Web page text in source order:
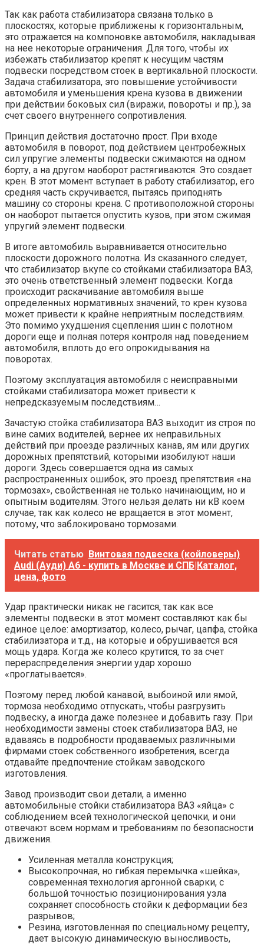
Так как работа стабилизатора связана только в
плоскостях, которые приближены к горизонтальным,
это отражается на компоновке автомобиля, накладывая
на нее некоторые ограничения. Для того, чтобы их
избежать стабилизатор крепят к несущим частям
подвески посредством стоек в вертикальной плоскости.
Задача стабилизатора, это повышение устойчивости
автомобиля и уменьшения крена кузова в движении
при действии боковых сил (виражи, повороты и пр.), за
счет своего внутреннего сопротивления.
Принцип действия достаточно прост. При входе
автомобиля в поворот, под действием центробежных
сил упругие элементы подвески сжимаются на одном
борту, а на другом наоборот растягиваются. Это создает
крен. В этот момент вступает в работу стабилизатор, его
средняя часть скручивается, пытаясь приподнять
машину со стороны крена. С противоположной стороны
он наоборот пытается опустить кузов, при этом сжимая
упругий элемент подвески.
В итоге автомобиль выравнивается относительно
плоскости дорожного полотна. Из сказанного следует,
что стабилизатор вкупе со стойками стабилизатора ВАЗ,
это очень ответственный элемент подвески. Когда
происходит раскачивание автомобиля выше
определенных нормативных значений, то крен кузова
может привести к крайне неприятным последствиям.
Это помимо ухудшения сцепления шин с полотном
дороги еще и полная потеря контроля над поведением
автомобиля, вплоть до его опрокидывания на
поворотах.
Поэтому эксплуатация автомобиля с неисправными
стойками стабилизатора может привести к
непредсказуемым последствиям…
Зачастую стойка стабилизатора ВАЗ выходит из строя по
вине самих водителей, вернее их неправильных
действий при проезде различных канав, ям или других
дорожных препятствий, которыми изобилуют наши
дороги. Здесь совершается одна из самых
распространенных ошибок, это проезд препятствия «на
тормозах», свойственная не только начинающим, но и
опытным водителям. Этого нельзя делать ни кВ коем
случае, так как колесо не вращается в этот момент,
потому, что заблокировано тормозами.
Читать статью Винтовая подвеска (койловеры)
Audi (Ауди) A6 - купить в Москве и СПБ|Каталог,
цена, фото
Удар практически никак не гасится, так как все
элементы подвески в этот момент составляют как бы
единое целое: амортизатор, колесо, рычаг, цапфа, стойка
стабилизатора и т.д., на которые и обрушивается вся
мощь удара. Когда же колесо крутится, то за счет
перераспределения энергии удар хорошо
«проглатывается».
Поэтому перед любой канавой, выбоиной или ямой,
тормоза необходимо отпускать, чтобы разгрузить
подвеску, а иногда даже полезнее и добавить газу. При
необходимости замены стоек стабилизатора ВАЗ, не
вдаваясь в подробности продаваемых различными
фирмами стоек собственного изобретения, всегда
отдавайте предпочтение стойкам заводского
изготовления.
Завод производит свои детали, а именно
автомобильные стойки стабилизатора ВАЗ «яйца» с
соблюдением всей технологической цепочки, и они
отвечают всем нормам и требованиям по безопасности
движения.
Усиленная металла конструкция;
Высокопрочная, но гибкая перемычка «шейка»,
современная технология аргонной сварки, с
большой точностью позиционирования узла
сохраняет способность стойки к деформации без
разрывов;
Резина, изготовленная по специальному рецепту,
дает высокую динамическую выносливость,